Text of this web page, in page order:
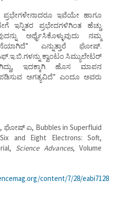
ಪ್ರಭೇಗಳೇನಾದರೂ ಇವೆಯೇ ಹಾಗೂ
ಇನ್ನಿತರ ಪ್ರಭೇದಗಳಿಗಿಂತ ಹೆಚ್ಚು
ಅರ್ಥೈಸಿಕೊಳ್ಳುವುದು ನಮ್ಮ
ಎನ್ನುತ್ತಾರೆ ಘೋಷ್.
ಕ್ವಾಂಟಂ ಸಿಮ್ಯುಲೇಟರ್
ಇದಕ್ಕಾಗಿ ಹೊಸ ಮಾಪನ
ಅಗತ್ಯವಿದೆ” ಎಂದೂ ಅವರು
ಎ, Bubbles in Superfluid
and Eight Electrons: Soft,
Science Advances, Volume
content/7/28/eabi7128